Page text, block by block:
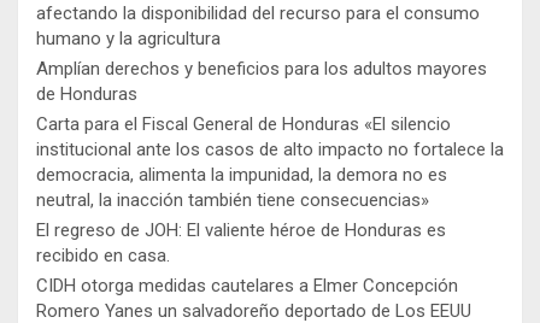
afectando la disponibilidad del recurso para el consumo
humano y la agricultura
Amplían derechos y beneficios para los adultos mayores
de Honduras
Carta para el Fiscal General de Honduras «El silencio
institucional ante los casos de alto impacto no fortalece la
democracia, alimenta la impunidad, la demora no es
neutral, la inacción también tiene consecuencias»
El regreso de JOH: El valiente héroe de Honduras es
recibido en casa.
CIDH otorga medidas cautelares a Elmer Concepción
Romero Yanes un salvadoreño deportado de Los EEUU